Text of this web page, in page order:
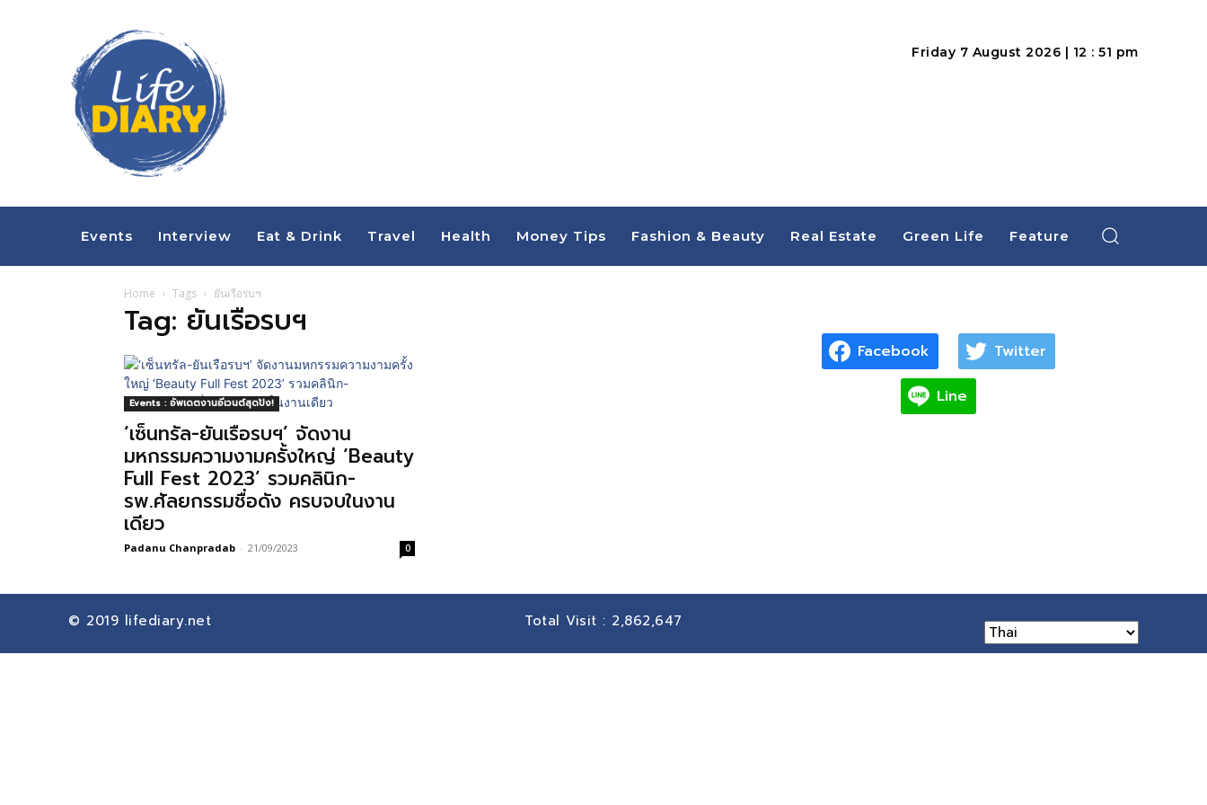
Friday 7 August 2026 | 12 : 51 pm
Events Interview Eat & Drink Travel Health Money Tips Fashion & Beauty Real Estate Green Life Feature
Home Tags ยันเรือรบฯ
Tag: ยันเรือรบฯ
Events : อัพเดตงานอีเวนต์สุดปัง!
‘เซ็นทรัล-ยันเรือรบฯ’ จัดงาน
มหกรรมความงามครั้งใหญ่ ‘Beauty
Full Fest 2023’ รวมคลินิก-
รพ.ศัลยกรรมชื่อดัง ครบจบในงาน
เดียว
Padanu Chanpradab - 21/09/2023 0
Facebook Twitter
Line
© 2019 lifediary.net Total Visit : 2,862,647